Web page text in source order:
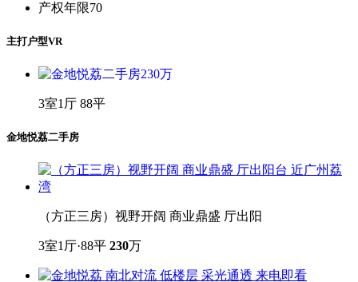
产权年限70
主打户型VR
3室1厅 88平
金地悦荔二手房
（方正三房）视野开阔 商业鼎盛 厅出阳
3室1厅·88平 230万